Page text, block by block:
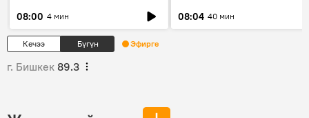
08:00 4 мин
08:04 40 мин
Кечээ Бүгүн Эфирге
г. Бишкек 89.3